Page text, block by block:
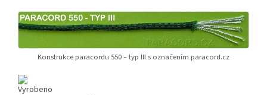
Konstrukce paracordu 550 – typ III s označením paracord.cz